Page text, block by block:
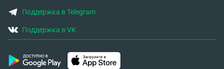
Поддержка в Telegram
Поддержка в VK